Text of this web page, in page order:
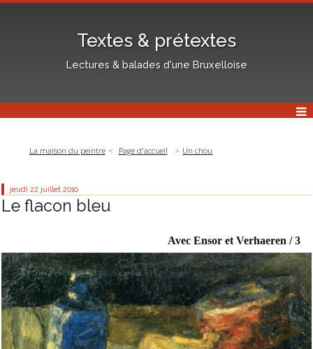
Textes & prétextes
Lectures & balades d'une Bruxelloise
La maison du peintre Page d'accueil Un chou
jeudi 22 juillet 2010
Le flacon bleu
Avec Ensor et Verhaeren / 3